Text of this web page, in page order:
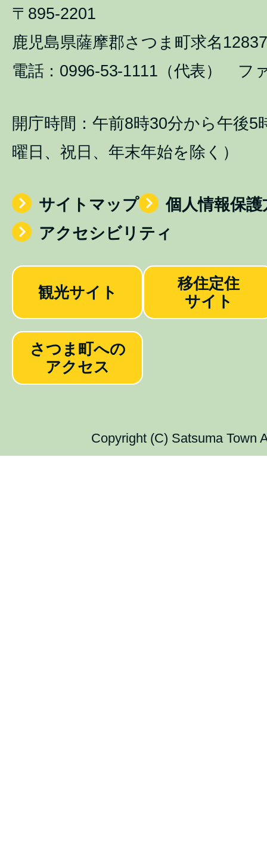
〒895-2201
鹿児島県薩摩郡さつま町求名
電話：0996-53-1111（代表） フ
開庁時間：午前8時30分から午後5
曜日、祝日、年末年始を除く）
サイトマップ
個人情報保護
アクセシビリティ
観光サイト
移住定住
サイト
さつま町への
アクセス
Copyright (C) Satsuma Town